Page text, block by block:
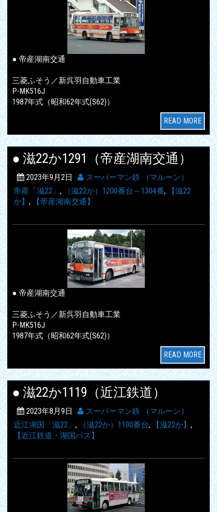
● 帝産湖南交通
三菱ふそう／新呉羽自動車工業
P-MK516J
1987年式（昭和62年式(S62)）
READ MORE
● 滋22か1291（帝産湖南交通）
2023年9月2日
スーパーマン鉄 （マルーン）
帝産「滋22」 , （滋22か）1200番台～1304番,
【滋22
か】 , 【帝産湖南交通】
● 帝産湖南交通
三菱ふそう／新呉羽自動車工業
P-MK516J
1987年式（昭和62年式(S62)）
READ MORE
● 滋22か1119（近江鉄道）
2023年8月9日
スーパーマン鉄 （マルーン）
近江湖国「滋22」 , （滋22か）1100番台, 【滋22か】 ,
【近江鉄道・湖国バス】